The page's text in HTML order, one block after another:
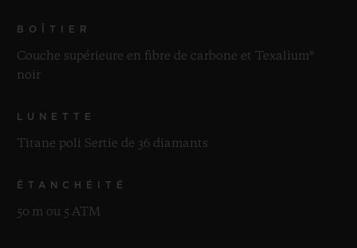
BOÎTIER
Couche supérieure en fibre de carbone et Texalium®
noir
LUNETTE
Titane poli Sertie de 36 diamants
ÉTANCHÉITÉ
50 m ou 5 ATM